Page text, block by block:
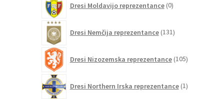
Dresi Moldavijo reprezentance 0izdelkov
Dresi Nemčija reprezentance 131izdelkov
Dresi Nizozemska reprezentance 105izdelkov
Dresi Northern Irska reprezentance 1izdelek